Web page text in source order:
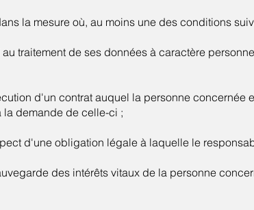
la mesure où, au moins une des conditions
traitement de ses données à caractère
d'un contrat auquel la personne concernée
la demande de celle-ci ;
d'une obligation légale à laquelle le
des intérêts vitaux de la personne